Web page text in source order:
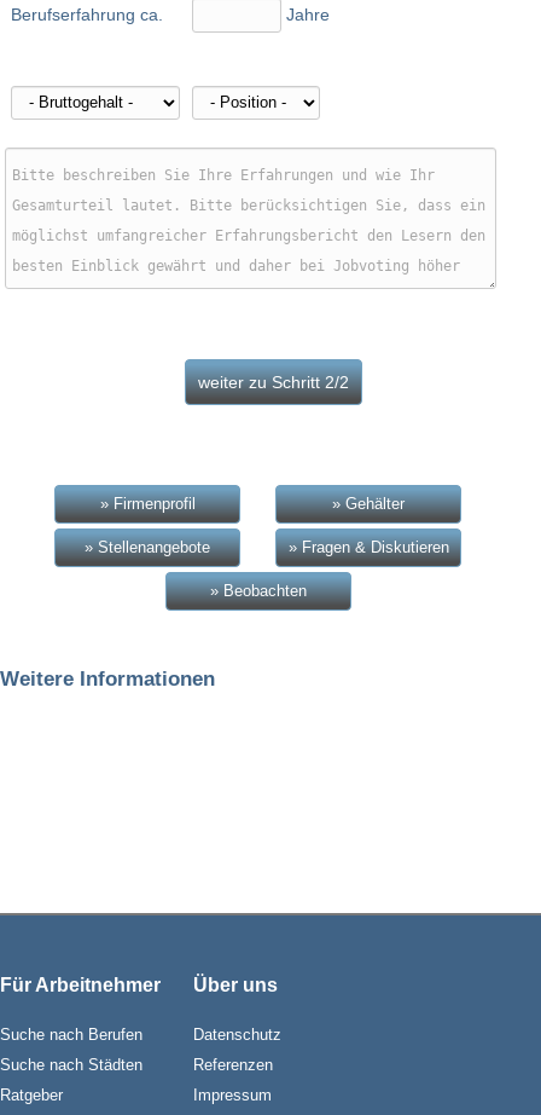
Berufserfahrung ca. Jahre
» Firmenprofil » Gehälter
» Stellenangebote » Fragen & Diskutieren
» Beobachten
Weitere Informationen
Für Arbeitnehmer
Suche nach Berufen
Suche nach Städten
Ratgeber
Über uns
Datenschutz
Referenzen
Impressum